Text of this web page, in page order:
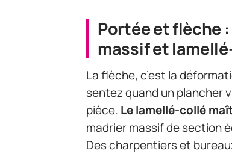
Portée et flèche
massif et
La flèche, c’est la
sentez quand un plancher
pièce. Le lamellé-collé
madrier massif de section
Des charpentiers et